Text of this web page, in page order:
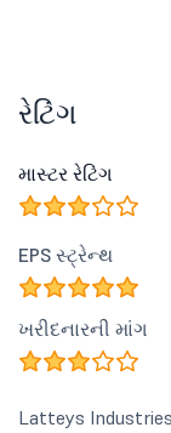
રેટિંગ
માસ્ટર રેટિંગ
EPS સ્ટ્રેન્થ
ખરીદનારની માંગ
Latteys